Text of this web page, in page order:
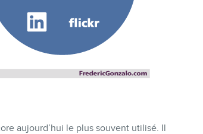
aujourd’hui le plus souvent utilisé. Il